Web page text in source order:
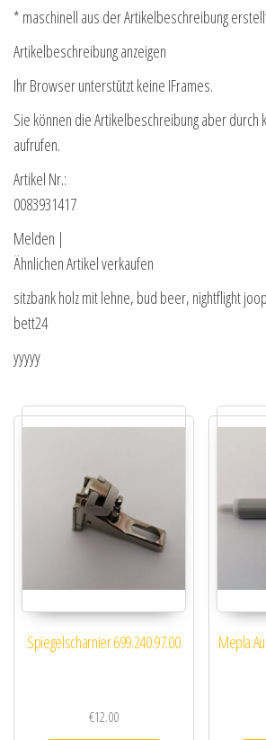
* maschinell aus der Artikelbeschreibung
Artikelbeschreibung anzeigen
Ihr Browser unterstützt keine IFrames.
Sie können die Artikelbeschreibung aber durch
aufrufen.
Artikel Nr.:
0083931417
Melden |
Ähnlichen Artikel verkaufen
sitzbank holz mit lehne, bud beer, nightflight
bett24
yyyyy
Spiegelscharnier 699.240.97.00
€12.00
Mepla